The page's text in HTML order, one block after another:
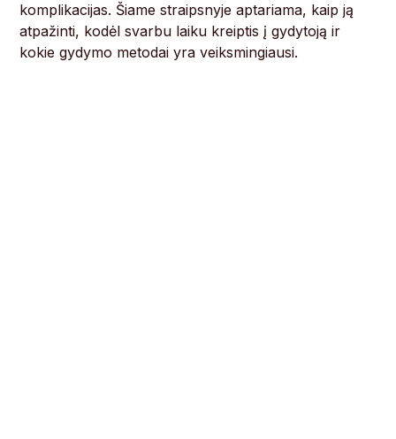
komplikacijas. Šiame straipsnyje aptariama, kaip ją
atpažinti, kodėl svarbu laiku kreiptis į gydytoją ir
kokie gydymo metodai yra veiksmingiausi.